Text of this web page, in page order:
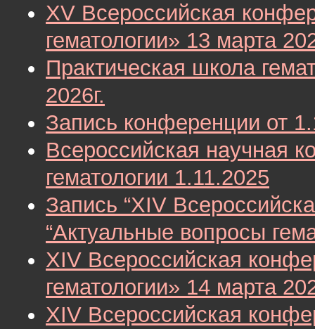
XV Всероссийская
гематологии» 13 марта
Практическая школа
2026г.
Запись конференции от
Всероссийская научная
гематологии 1.11.2025
Запись “XIV
“Актуальные вопросы
XIV Всероссийская
гематологии» 14 марта
XIV Всероссийская